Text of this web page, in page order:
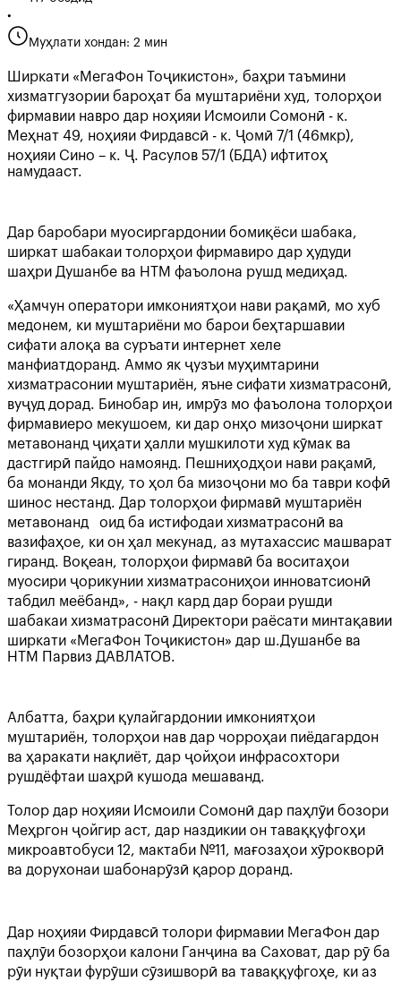
•
Муҳлати хондан: 2 мин
Ширкати «МегаФон Тоҷикистон», баҳри таъмини
хизматгузории бароҳат ба муштариёни худ, толорҳои
фирмавии навро дар ноҳияи Исмоили Сомонӣ - к.
Меҳнат 49, ноҳияи Фирдавсӣ - к. Ҷомӣ 7/1 (46мкр),
ноҳияи Сино – к. Ҷ. Расулов 57/1 (БДА) ифтитоҳ
намудааст.
Дар баробари муосиргардонии бомиқёси шабака,
ширкат шабакаи толорҳои фирмавиро дар ҳудуди
шаҳри Душанбе ва НТМ фаъолона рушд медиҳад.
«Ҳамчун оператори имкониятҳои нави рақамӣ, мо хуб
медонем, ки муштариёни мо барои беҳтаршавии
сифати алоқа ва суръати интернет хеле
манфиатдоранд. Аммо як ҷузъи муҳимтарини
хизматрасонии муштариён, яъне сифати хизматрасонӣ,
вуҷуд дорад. Бинобар ин, имрӯз мо фаъолона толорҳои
фирмавиеро мекушоем, ки дар онҳо мизоҷони ширкат
метавонанд ҷиҳати ҳалли мушкилоти худ кӯмак ва
дастгирӣ пайдо намоянд. Пешниҳодҳои нави рақамӣ,
ба монанди Якду, то ҳол ба мизоҷони мо ба таври кофӣ
шинос нестанд. Дар толорҳои фирмавӣ муштариён
метавонанд оид ба истифодаи хизматрасонӣ ва
вазифаҳое, ки он ҳал мекунад, аз мутахассис машварат
гиранд. Воқеан, толорҳои фирмавӣ ба воситаҳои
муосири ҷорикунии хизматрасониҳои инноватсионӣ
табдил меёбанд», - нақл кард дар бораи рушди
шабакаи хизматрасонӣ Директори раёсати минтақавии
ширкати «МегаФон Тоҷикистон» дар ш.Душанбе ва
НТМ Парвиз ДАВЛАТОВ.
Албатта, баҳри қулайгардонии имкониятҳои
муштариён, толорҳои нав дар чорроҳаи пиёдагардон
ва ҳаракати нақлиёт, дар ҷойҳои инфрасохтори
рушдёфтаи шаҳрӣ кушода мешаванд.
Толор дар ноҳияи Исмоили Сомонӣ дар паҳлӯи бозори
Меҳргон ҷойгир аст, дар наздикии он таваққуфгоҳи
микроавтобуси 12, мактаби №11, мағозаҳои хӯрокворӣ
ва дорухонаи шабонарӯзӣ қарор доранд.
Дар ноҳияи Фирдавсӣ толори фирмавии МегаФон дар
паҳлӯи бозорҳои калони Ганҷина ва Саховат, дар рӯ ба
рӯи нуқтаи фурӯши сӯзишворӣ ва таваққуфгоҳе, ки аз